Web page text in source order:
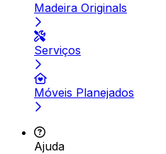
Madeira Originals
Serviços
Móveis Planejados
Ajuda